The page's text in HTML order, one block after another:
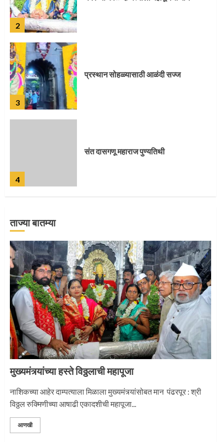
2
3
प्रस्थान सोहळ्यासाठी आळंदी सज्ज
4
संत दासगणू महाराज पुण्यतिथी
5
1
‘तुकाराम तुकाराम’ गजरी दुमदुमली देहूनगरी
2
ताज्या बातम्या
मुख्यमंत्र्यांच्या हस्ते विठ्ठलाची महापूजा
नाशिकच्या आहेर दाम्पत्याला मिळाला मुख्यमंत्र्यांसोबत मान पंढरपूर : श्री
विठ्ठल रुक्मिणीच्या आषाढी एकादशीची महापूजा...
आणखी